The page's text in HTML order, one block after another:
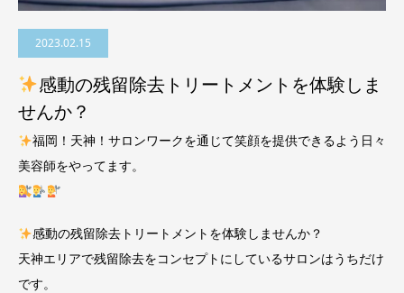
2023.02.15
感動の残留除去トリートメントを体験しま
せんか？
福岡！天神！サロンワークを通じて笑顔を提供できるよう日々
美容師をやってます。
感動の残留除去トリートメントを体験しませんか？
天神エリアで残留除去をコンセプトにしているサロンはうちだけ
です。